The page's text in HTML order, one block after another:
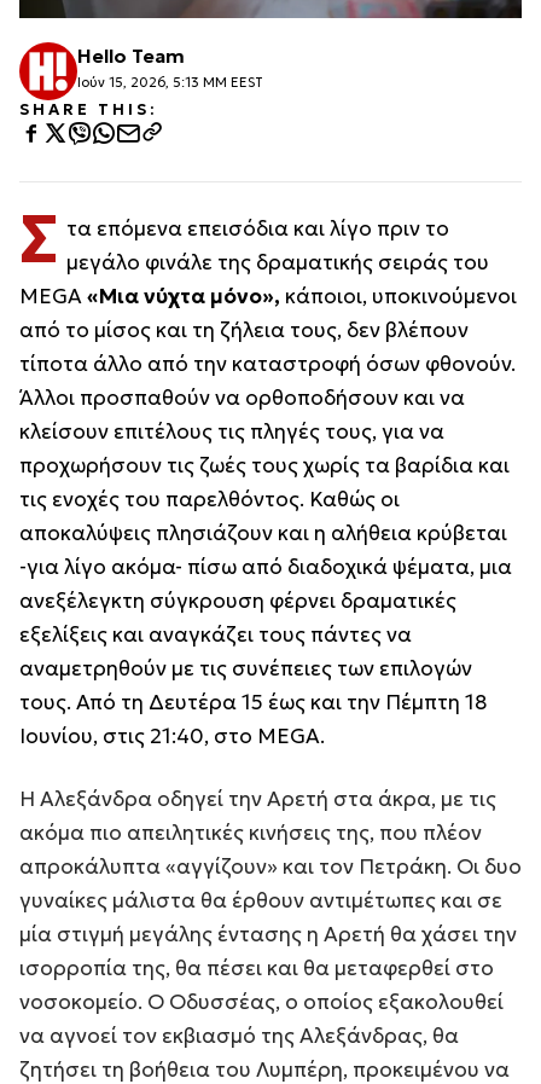
Hello Team
Ιούν 15, 2026, 5:13 ΜΜ EEST
SHARE THIS:
Σ τα επόμενα επεισόδια και λίγο πριν το
μεγάλο φινάλε της δραματικής σειράς του
MEGA«Μια νύχτα μόνο», κάποιοι, υποκινούμενοι
από το μίσος και τη ζήλεια τους, δεν βλέπουν
τίποτα άλλο από την καταστροφή όσων φθονούν.
Άλλοι προσπαθούν να ορθοποδήσουν και να
κλείσουν επιτέλους τις πληγές τους, για να
προχωρήσουν τις ζωές τους χωρίς τα βαρίδια και
τις ενοχές του παρελθόντος. Καθώς οι
αποκαλύψεις πλησιάζουν και η αλήθεια κρύβεται
-για λίγο ακόμα- πίσω από διαδοχικά ψέματα, μια
ανεξέλεγκτη σύγκρουση φέρνει δραματικές
εξελίξεις και αναγκάζει τους πάντες να
αναμετρηθούν με τις συνέπειες των επιλογών
τους. Από τη Δευτέρα 15 έως και την Πέμπτη 18
Ιουνίου, στις 21:40, στο MEGA.
Η Αλεξάνδρα οδηγεί την Αρετή στα άκρα, με τις
ακόμα πιο απειλητικές κινήσεις της, που πλέον
απροκάλυπτα «αγγίζουν» και τον Πετράκη. Οι δυο
γυναίκες μάλιστα θα έρθουν αντιμέτωπες και σε
μία στιγμή μεγάλης έντασης η Αρετή θα χάσει την
ισορροπία της, θα πέσει και θα μεταφερθεί στο
νοσοκομείο. Ο Οδυσσέας, ο οποίος εξακολουθεί
να αγνοεί τον εκβιασμό της Αλεξάνδρας, θα
ζητήσει τη βοήθεια του Λυμπέρη, προκειμένου να